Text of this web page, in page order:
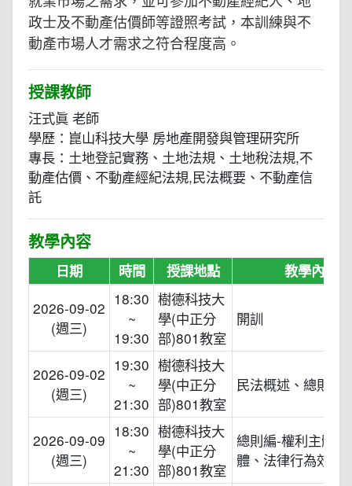
政士及不動產估價師等證照考試，本訓練與不
動產市場人才需求之符合程度高。
授課教師
汪式眞 老師
學歷：崑山科技大學 房地產開發與管理研究所
專長：土地登記實務、土地法規、土地稅法規,不
動產估價、不動產經紀法規,民法概要、不動產信
託
教學內容
日期 時間 授課地點 教學內容
2026-09-02
(週三)
18:30
~
19:30
樹德科技大
學(中正分
部)801教室
開訓
2026-09-02
(週三)
19:30
~
21:30
樹德科技大
學(中正分
部)801教室
民法概述、總則概
2026-09-09
(週三)
18:30
~
21:30
樹德科技大
學(中正分
部)801教室
總則編-權利主體及
體、法律行為效力